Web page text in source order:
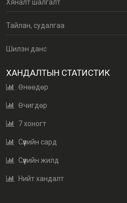
Хяналт шалгалт
Тайлан, судалгаа
Шилэн данс
ХАНДАЛТЫН СТАТИСТИК
Өнөөдөр
Өчигдөр
7 хоногт
Сүүлийн сард
Сүүлийн жилд
Нийт хандалт